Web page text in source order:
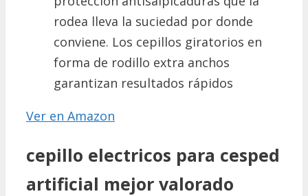
rodea lleva la suciedad por donde
conviene. Los cepillos giratorios en
forma de rodillo extra anchos
garantizan resultados rápidos
Ver en Amazon
cepillo electricos para cesped
artificial mejor valorado